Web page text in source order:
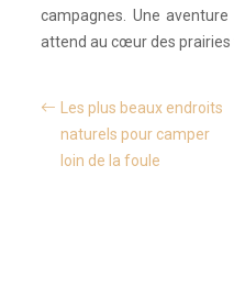
campagnes. Une
attend au cœur des prairies
Les plus beaux endroits
naturels pour camper
loin de la foule